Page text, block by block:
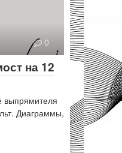
0
на 12
выпрямителя
Диаграммы,